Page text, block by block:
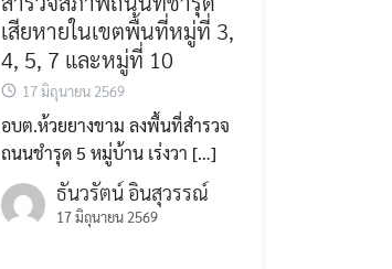
เสียหายในเขตพื้นที่หมู่ที่ 3,
4, 5, 7 และหมู่ที่ 10
17 มิถุนายน 2569
อบต.ห้วยยางขาม ลงพื้นที่สำรวจ
ถนนชำรุด 5 หมู่บ้าน เร่งวา […]
ธันวรัตน์ อินสุวรรณ์
17 มิถุนายน 2569